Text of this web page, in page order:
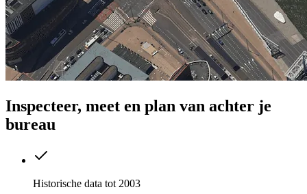
Inspecteer, meet en plan van achter je
bureau
Historische data tot 2003